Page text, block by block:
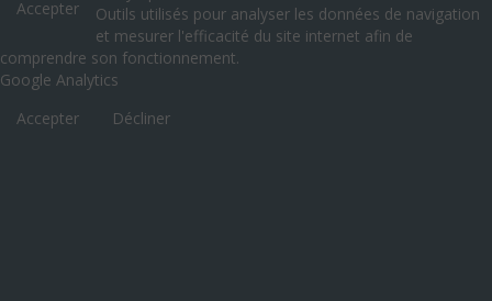
Accepter
Outils utilisés pour analyser les données de navigation
et mesurer l'efficacité du site internet afin de
comprendre son fonctionnement.
Google Analytics
Accepter
Décliner